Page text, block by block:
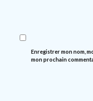
Enregistrer mon nom,
mon prochain